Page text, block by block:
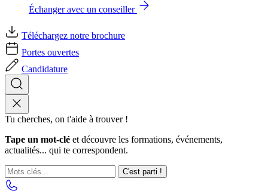
Échanger avec un conseiller
Téléchargez notre brochure
Portes ouvertes
Candidature
Tu cherches, on t'aide à trouver !
Tape un mot-clé et découvre les formations, événements,
actualités... qui te correspondent.
C'est parti !